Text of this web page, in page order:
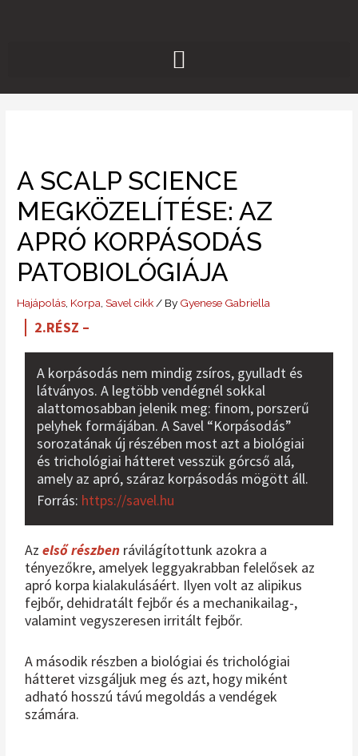
A SCALP SCIENCE
MEGKÖZELÍTÉSE: AZ
APRÓ KORPÁSODÁS
PATOBIOLÓGIÁJA
Hajápolás, Korpa,Savel cikk/ By Gyenese Gabriella
2.RÉSZ –
A korpásodás nem mindig zsíros, gyulladt és
látványos. A legtöbb vendégnél sokkal
alattomosabban jelenik meg: finom, porszerű
pelyhek formájában. A Savel “Korpásodás”
sorozatának új részében most azt a biológiai
és trichológiai hátteret vesszük górcső alá,
amely az apró, száraz korpásodás mögött áll.
Forrás: https://savel.hu
Azelső részben rávilágítottunk azokra a
tényezőkre, amelyek leggyakrabban felelősek az
apró korpa kialakulásáért. Ilyen volt az alipikus
fejbőr, dehidratált fejbőr és a mechanikailag-,
valamint vegyszeresen irritált fejbőr.
A második részben a biológiai és trichológiai
hátteret vizsgáljuk meg és azt, hogy miként
adható hosszú távú megoldás a vendégek
számára.